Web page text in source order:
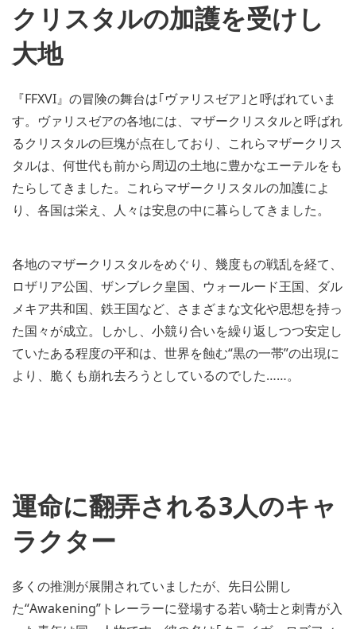
クリスタルの加護を受けし
大地
『FFXVI』の冒険の舞台は｢ヴァリスゼア｣と呼ばれていま
す。ヴァリスゼアの各地には、マザークリスタルと呼ばれ
るクリスタルの巨塊が点在しており、これらマザークリス
タルは、何世代も前から周辺の土地に豊かなエーテルをも
たらしてきました。これらマザークリスタルの加護によ
り、各国は栄え、人々は安息の中に暮らしてきました。
各地のマザークリスタルをめぐり、幾度もの戦乱を経て、
ロザリア公国、ザンブレク皇国、ウォールード王国、ダル
メキア共和国、鉄王国など、さまざまな文化や思想を持っ
た国々が成立。しかし、小競り合いを繰り返しつつ安定し
ていたある程度の平和は、世界を蝕む“黒の一帯”の出現に
より、脆くも崩れ去ろうとしているのでした……。
運命に翻弄される3人のキャ
ラクター
多くの推測が展開されていましたが、先日公開し
た“Awakening”トレーラーに登場する若い騎士と刺青が入